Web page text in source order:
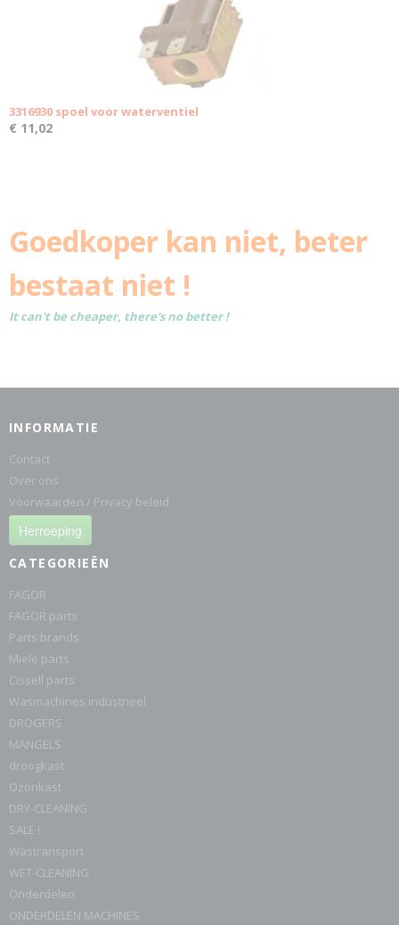
3316930 spoel voor waterventiel
€ 11,02
Goedkoper kan niet, beter
bestaat niet !
It can't be cheaper, there's no better !
INFORMATIE
Contact
Over ons
Voorwaarden / Privacy beleid
Herroeping
CATEGORIEËN
FAGOR
FAGOR parts
Parts brands
Miele parts
Cissell parts
Wasmachines industrieel
DROGERS
MANGELS
droogkast
Ozonkast
DRY-CLEANING
SALE !
Wastransport
WET-CLEANING
Onderdelen
ONDERDELEN MACHINES